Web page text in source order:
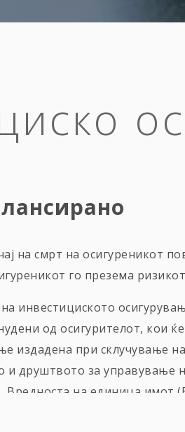
на смрт на осигуреникот
го презема
инвестициското
од осигурителот, кои
издадена при склучување
и друштвото за управување
Вредноста на единица имот